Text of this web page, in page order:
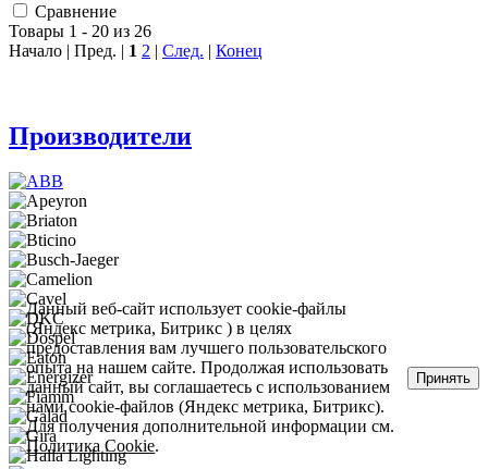
Сравнение
Товары 1 - 20 из 26
Начало | Пред. | 1 2 | След. | Конец
Производители
Данный веб-сайт использует cookie-файлы
(Яндекс метрика, Битрикс ) в целях
предоставления вам лучшего пользовательского
опыта на нашем сайте. Продолжая использовать
данный сайт, вы соглашаетесь с использованием
нами cookie-файлов (Яндекс метрика, Битрикс).
Для получения дополнительной информации см.
Политика Cookie.
Принять